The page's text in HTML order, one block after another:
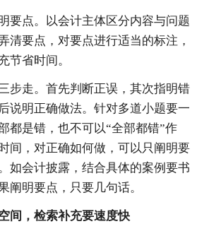
要点。以会计主体区分内容与问题
清要点，对要点进行适当的标注，
节省时间。
步走。首先判断正误，其次指明错
说明正确做法。针对多道小题要一
都是错，也不可以“全部都错”作
间，对正确如何做，可以只阐明要
如会计披露，结合具体的案例要书
阐明要点，只要几句话。
间，检索补充要速度快